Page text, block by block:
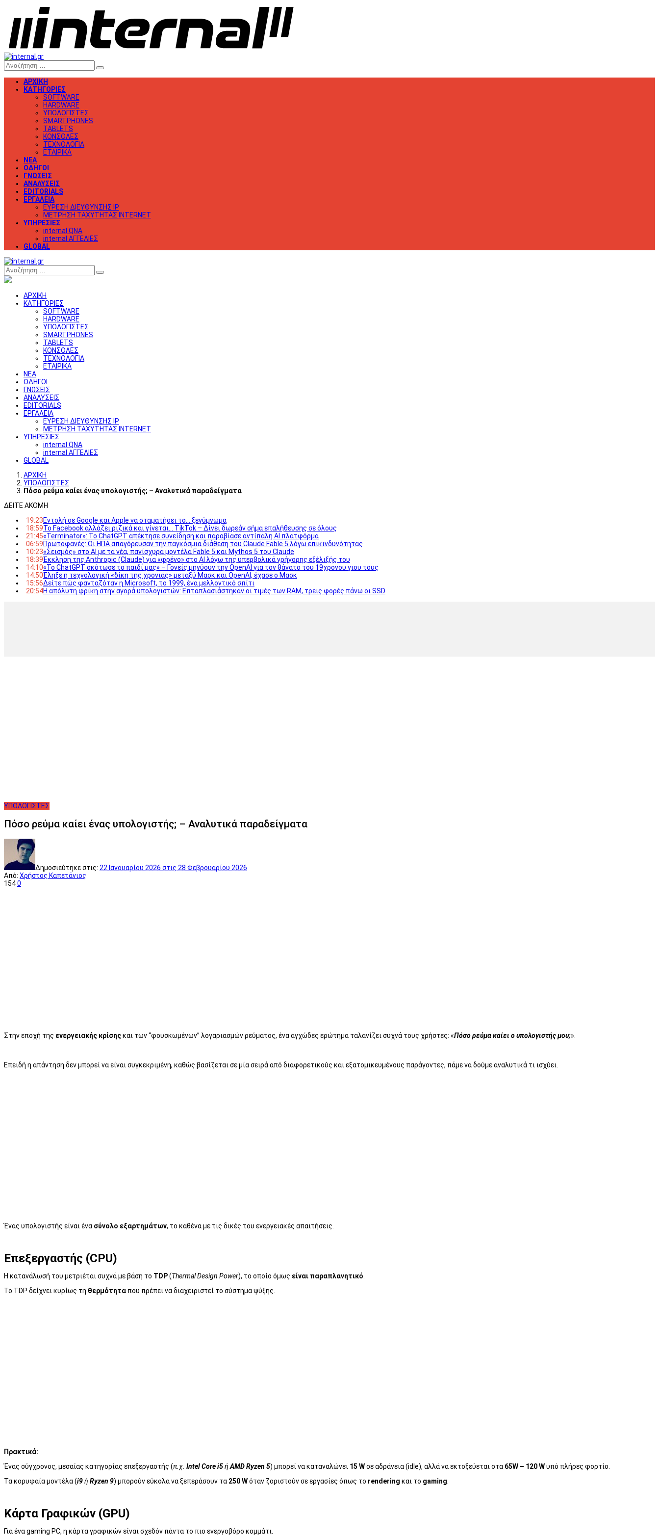
ΑΡΧΙΚΗ
ΚΑΤΗΓΟΡΙΕΣ
SOFTWARE
HARDWARE
ΥΠΟΛΟΓΙΣΤΕΣ
SMARTPHONES
TABLETS
ΚΟΝΣΟΛΕΣ
ΤΕΧΝΟΛΟΓΙΑ
ΕΤΑΙΡΙΚΑ
ΝΕΑ
ΟΔΗΓΟΙ
ΓΝΩΣΕΙΣ
ΑΝΑΛΥΣΕΙΣ
EDITORIALS
ΕΡΓΑΛΕΙΑ
ΕΥΡΕΣΗ ΔΙΕΥΘΥΝΣΗΣ IP
ΜΕΤΡΗΣΗ ΤΑΧΥΤΗΤΑΣ INTERNET
ΥΠΗΡΕΣΙΕΣ
internal QNA
internal ΑΓΓΕΛΙΕΣ
GLOBAL
Αναζήτηση
ΑΡΧΙΚΗ
ΚΑΤΗΓΟΡΙΕΣ
SOFTWARE
HARDWARE
ΥΠΟΛΟΓΙΣΤΕΣ
SMARTPHONES
TABLETS
ΚΟΝΣΟΛΕΣ
ΤΕΧΝΟΛΟΓΙΑ
ΕΤΑΙΡΙΚΑ
ΝΕΑ
ΟΔΗΓΟΙ
ΓΝΩΣΕΙΣ
ΑΝΑΛΥΣΕΙΣ
EDITORIALS
ΕΡΓΑΛΕΙΑ
ΕΥΡΕΣΗ ΔΙΕΥΘΥΝΣΗΣ IP
ΜΕΤΡΗΣΗ ΤΑΧΥΤΗΤΑΣ INTERNET
ΥΠΗΡΕΣΙΕΣ
internal QNA
internal ΑΓΓΕΛΙΕΣ
GLOBAL
ΑΡΧΙΚΗ
ΥΠΟΛΟΓΙΣΤΕΣ
Πόσο ρεύμα καίει ένας υπολογιστής; – Αναλυτικά παραδείγματα
ΔΕΙΤΕ ΑΚΟΜΗ
19:23Εντολή σε Google και Apple να σταματήσει το… ξεγύμνωμα
18:59Το Facebook αλλάζει ριζικά και γίνεται… TikTok – Δίνει δωρεάν σήμα επαλήθευσης σε όλους
21:45«Terminator»: Το ChatGPT απέκτησε συνείδηση και παραβίασε αντίπαλη AI πλατφόρμα
06:59Πρωτοφανές: Οι ΗΠΑ απαγόρευσαν την παγκόσμια διάθεση του Claude Fable 5 λόγω επικινδυνότητας
10:23«Σεισμός» στο AI με τα νέα, πανίσχυρα μοντέλα Fable 5 και Mythos 5 του Claude
18:39Έκκληση της Anthropic (Claude) για «φρένο» στο AI λόγω της υπερβολικά γρήγορης εξέλιξής του
14:10«Το ChatGPT σκότωσε το παιδί μας» – Γονείς μηνύουν την OpenAI για τον θάνατο του 19χρονου γιου τους
14:50Έληξε η τεχνολογική «δίκη της χρονιάς» μεταξύ Μασκ και OpenAI, έχασε ο Μασκ
15:56Δείτε πώς φανταζόταν η Microsoft, το 1999, ένα μελλοντικό σπίτι
20:54Η απόλυτη φρίκη στην αγορά υπολογιστών: Επταπλασιάστηκαν οι τιμές των RAM, τρεις φορές πάνω οι SSD
ΥΠΟΛΟΓΙΣΤΕΣ
Πόσο ρεύμα καίει ένας υπολογιστής; – Αναλυτικά παραδείγματα
Δημοσιεύτηκε στις: 22 Ιανουαρίου 2026 στις 28 Φεβρουαρίου 2026
Από: Χρήστος Καπετάνιος
1540
Στην εποχή της ενεργειακής κρίσηςκαι των “φουσκωμένων” λογαριασμών ρεύματος, ένα αγχώδες ερώτημα ταλανίζει συχνά τους χρήστες: «Πόσο ρεύμα καίει ο υπολογιστής μου;».
Επειδή η απάντηση δεν μπορεί να είναι συγκεκριμένη, καθώς βασίζεται σε μία σειρά από διαφορετικούς και εξατομικευμένους παράγοντες, πάμε να δούμε αναλυτικά τι ισχύει.
Ένας υπολογιστής είναι ένα σύνολο εξαρτημάτων, το καθένα με τις δικές του ενεργειακές απαιτήσεις.
Επεξεργαστής (CPU)
Η κατανάλωσή του μετριέται συχνά με βάση το TDP(Thermal Design Power), το οποίο όμως είναι παραπλανητικό
Το TDP δείχνει κυρίως τη θερμότητα που πρέπει να διαχειριστεί το σύστημα ψύξης.
Πρακτικά:
Ένας σύγχρονος, μεσαίας κατηγορίας επεξεργαστής (π.χ. Intel Core i5ή AMD Ryzen 5) μπορεί να καταναλώνει 15 Wσε αδράνεια (idle), αλλά να εκτοξεύεται στα 65W – 120 Wυπό πλήρες φορτίο.
Τα κορυφαία μοντέλα (i9ή Ryzen 9) μπορούν εύκολα να ξεπεράσουν τα 250 Wόταν ζοριστούν σε εργασίες όπως το rendering και το gaming
Κάρτα Γραφικών (GPU)
Για ένα gaming PC, η κάρτα γραφικών είναι σχεδόν πάντα το πιο ενεργοβόρο κομμάτι.